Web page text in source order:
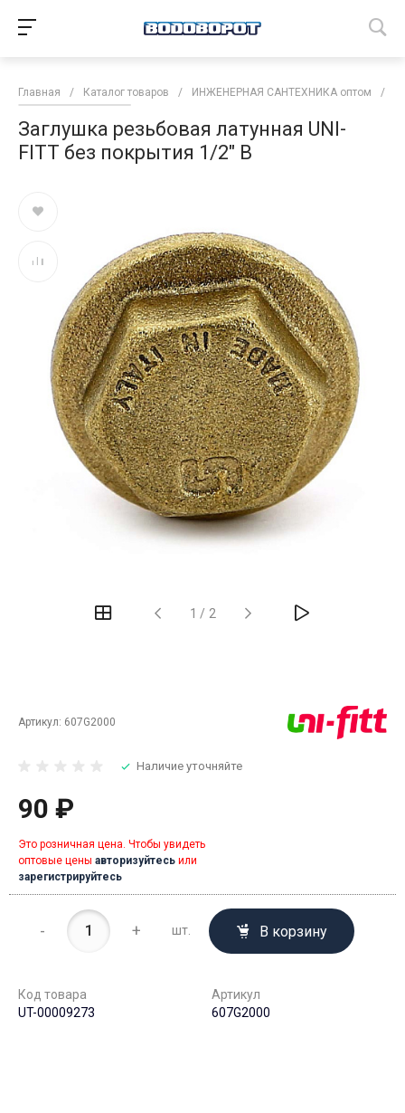
Главная / Каталог товаров / ИНЖЕНЕРНАЯ САНТЕХНИКА оптом /
Заглушка резьбовая латунная UNI-
FITT без покрытия 1/2" В
1 / 2
Артикул: 607G2000
Наличие уточняйте
90 ₽
Это розничная цена. Чтобы увидеть
оптовые цены авторизуйтесь или
зарегистрируйтесь
- + шт. В корзину
Код товара
UT-00009273
Артикул
607G2000